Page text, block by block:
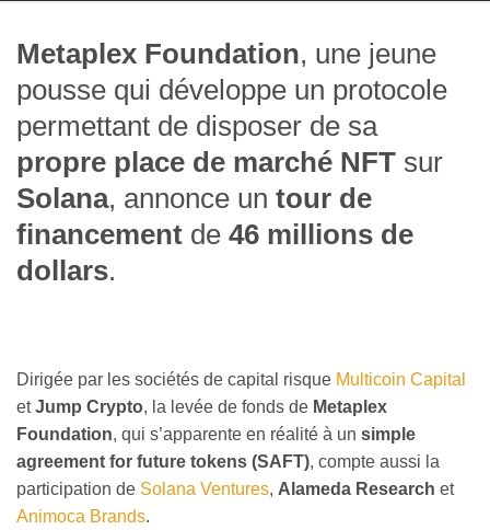
Metaplex Foundation, une jeune
pousse qui développe un protocole
permettant de disposer de sa
propre place de marché NFT sur
Solana, annonce un tour de
financement de 46 millions de
dollars.
Dirigée par les sociétés de capital risque Multicoin Capital
etJump Crypto, la levée de fonds de Metaplex
Foundation, qui s’apparente en réalité à un simple
agreement for future tokens (SAFT), compte aussi la
participation de Solana Ventures, Alameda Research et
Animoca Brands.